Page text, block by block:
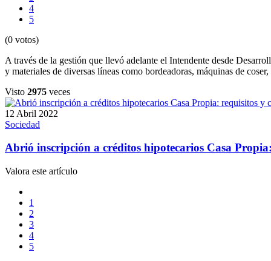
4
5
(0 votos)
A través de la gestión que llevó adelante el Intendente desde
y materiales de diversas líneas como bordeadoras, máquinas de
Visto 2975 veces
12 Abril 2022
Sociedad
Abrió inscripción a créditos hipotecarios Casa
Valora este artículo
1
2
3
4
5